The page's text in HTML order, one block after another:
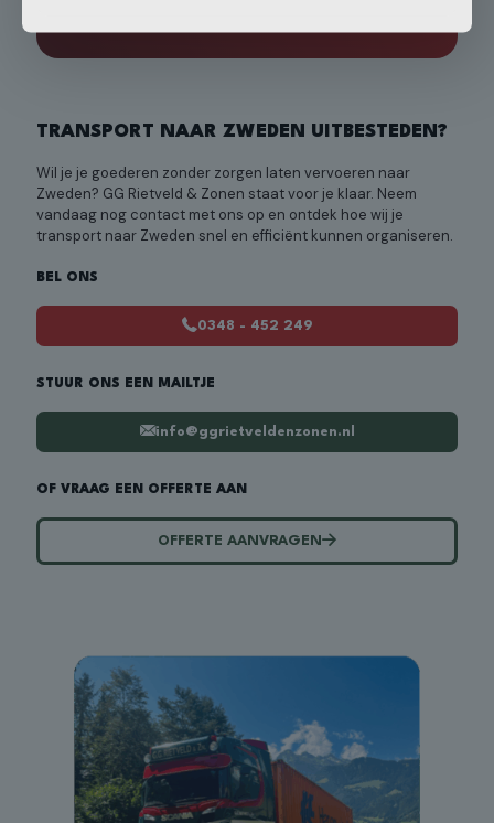
TRANSPORT NAAR ZWEDEN UITBESTEDEN?
Wil je je goederen zonder zorgen laten vervoeren naar
Zweden? GG Rietveld & Zonen staat voor je klaar. Neem
vandaag nog contact met ons op en ontdek hoe wij je
transport naar Zweden snel en efficiënt kunnen organiseren.
BEL ONS
0348 - 452 249
STUUR ONS EEN MAILTJE
info@ggrietveldenzonen.nl
OF VRAAG EEN OFFERTE AAN
OFFERTE AANVRAGEN